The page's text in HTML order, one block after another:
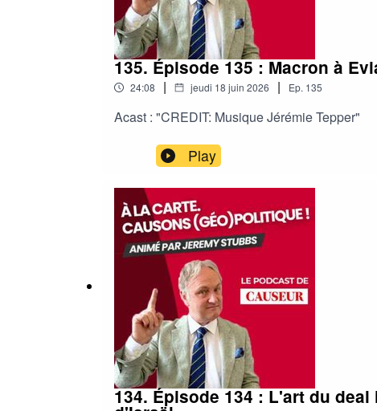
135. Épisode 135 : Macron à
24:08 | jeudi 18 juin 2026 | Ep. 135
Acast : "CREDIT: Musique Jérémie Tepper"
Play
134. Épisode 134 : L'art du